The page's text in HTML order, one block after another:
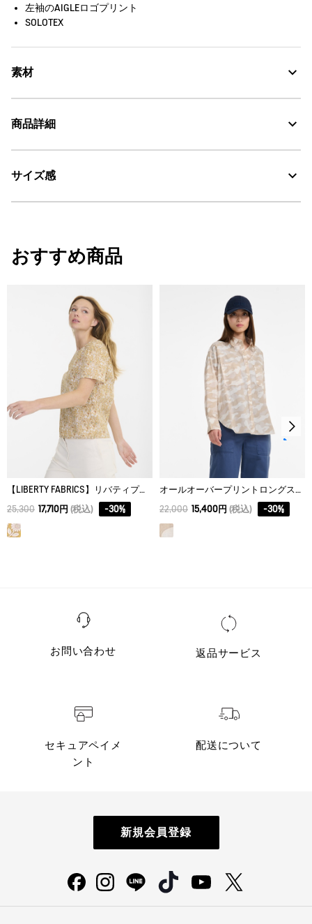
左袖のAIGLEロゴプリント
SOLOTEX
素材
速乾性に優れ、身体をドライに保つDFTポリエステル100%、
30℃を限度とし、通常の洗濯処理。
タンブル乾燥禁止。
脱水後、つり干し乾燥がよい。
アイロン仕上げ処理ができる。底面温度110℃を限度として
スチームなしでアイロン仕上げ。
ドライクリーニング処理ができない。
ウェットクリーニング処理ができる。：通常の処理
商品詳細
・色：アンピール（ネイビー） (002)
サイズ感
34
41.5
43.5
おすすめ商品
【LIBERTY FABRICS】リバティプリント ブラウス
25,300 17,710円 (税込) -30%
オールオーバープリントロングスリーブシャツ
22,000 15,400円 (税込) -30%
お問い合わせ 返品サービス
セキュアペイメ
ント
配送について
新規会員登録